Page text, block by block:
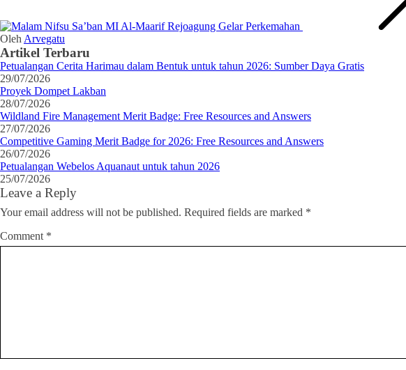
Oleh Arvegatu
Artikel Terbaru
Petualangan Cerita Harimau dalam Bentuk untuk tahun 2026: Sumber Daya Gratis
29/07/2026
Proyek Dompet Lakban
28/07/2026
Wildland Fire Management Merit Badge: Free Resources and Answers
27/07/2026
Competitive Gaming Merit Badge for 2026: Free Resources and Answers
26/07/2026
Petualangan Webelos Aquanaut untuk tahun 2026
25/07/2026
Leave a Reply
Your email address will not be published. Required fields are marked *
Comment *